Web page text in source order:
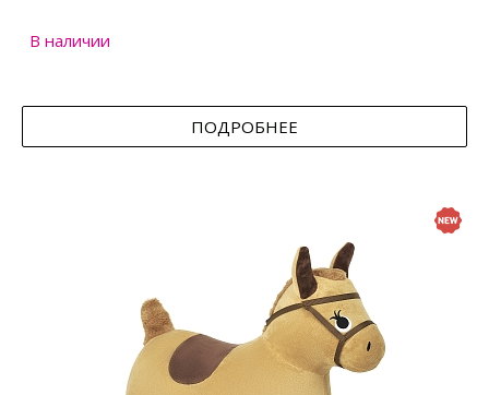
В наличии
ПОДРОБНЕЕ